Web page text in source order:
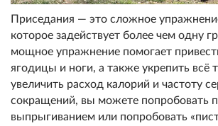
Приседания — это сложное
которое задействует более чем одну
мощное упражнение помогает
ягодицы и ноги, а также укрепить всё
увеличить расход калорий и частоту
сокращений, вы можете попробовать
выпрыгиванием или попробовать